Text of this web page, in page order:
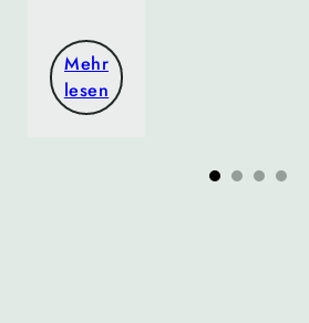
Mehr
lesen